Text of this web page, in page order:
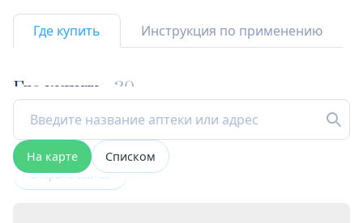
Где купить Инструкция по применению
Где купить 30
На карте Списком
Открыта сейчас